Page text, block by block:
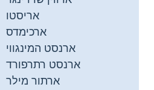
אריסטו
ארכימדס
ארנסט המינגווי
ארנסט רתרפורד
ארתור מילר